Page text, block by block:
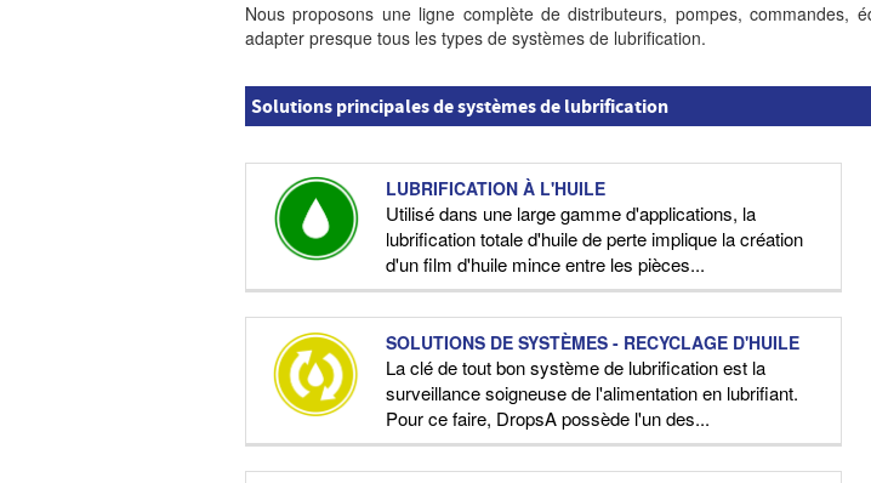
Nous proposons une ligne complète de distributeurs, pompes,
adapter presque tous les types de systèmes de lubrification.
Solutions principales de systèmes de lubrification
LUBRIFICATION À L'HUILE
Utilisé dans une large gamme d'applications, la
lubrification totale d'huile de perte implique la création
d'un film d'huile mince entre les pièces...
SOLUTIONS DE SYSTÈMES - RECYCLAGE D'HUILE
La clé de tout bon système de lubrification est la
surveillance soigneuse de l'alimentation en lubrifiant.
Pour ce faire, DropsA possède l'un des...